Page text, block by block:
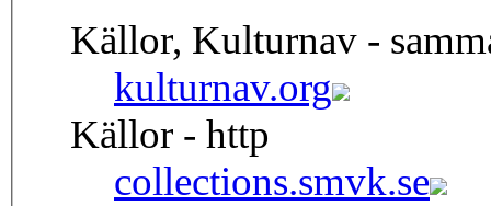
Källor, Kulturnav -
kulturnav.org
Källor - http
collections.smvk.se